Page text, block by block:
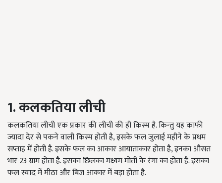
1. कलकतिया लीची
कलकतिया लीची एक प्रकार की लीची की ही किस्म है. किन्तु यह काफी
ज्यादा देर से पकने वाली किस्म होती है, इसके फल जुलाई महीने के प्रथम
सप्ताह में होती है. इसके फल का आकार आयाताकार होता है, इनका औसत
भार 23 ग्राम होता है. इसका छिलका मध्यम मोती के रंगा का होता है. इसका
फल स्वाद में मीठा और बिज आकार में बड़ा होता है.